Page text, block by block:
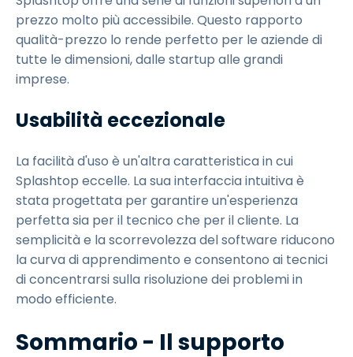
prezzo molto più accessibile. Questo rapporto
qualità-prezzo lo rende perfetto per le aziende di
tutte le dimensioni, dalle startup alle grandi
imprese.
Usabilità eccezionale
La facilità d'uso è un'altra caratteristica in cui
Splashtop eccelle. La sua interfaccia intuitiva è
stata progettata per garantire un'esperienza
perfetta sia per il tecnico che per il cliente. La
semplicità e la scorrevolezza del software riducono
la curva di apprendimento e consentono ai tecnici
di concentrarsi sulla risoluzione dei problemi in
modo efficiente.
Sommario - Il supporto